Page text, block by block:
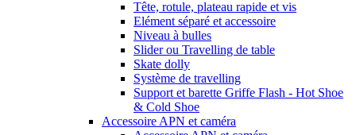
Tête, rotule, plateau rapide et vis
Elément séparé et accessoire
Niveau à bulles
Slider ou Travelling de table
Skate dolly
Système de travelling
Support et barette Griffe Flash - Hot Shoe
& Cold Shoe
Accessoire APN et caméra